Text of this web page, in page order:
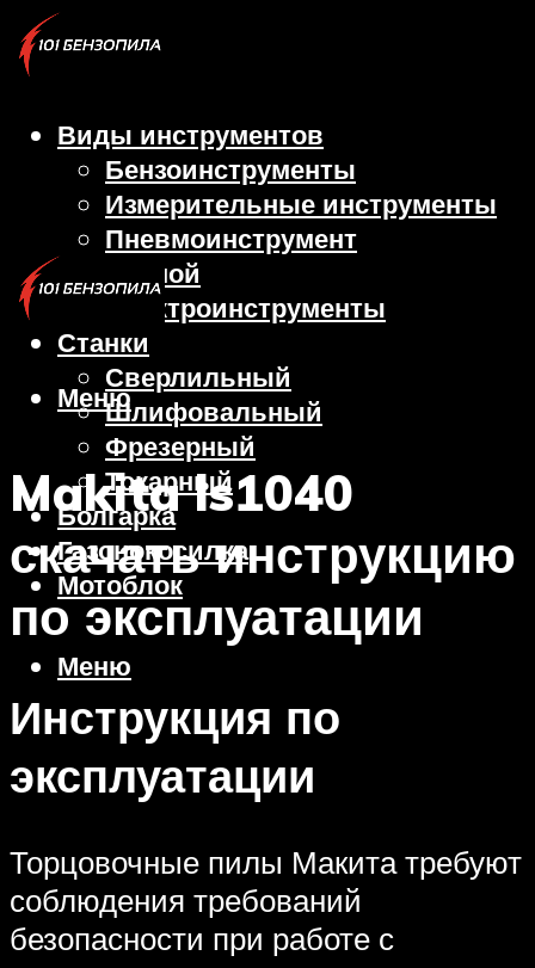
Виды инструментов
Бензоинструменты
Измерительные инструменты
Пневмоинструмент
Ручной
Электроинструменты
Станки
Сверлильный
Шлифовальный
Фрезерный
Токарный
Болгарка
Газонокосилка
Мотоблок
Меню
Меню
Makita ls1040
скачать инструкцию
по эксплуатации
Инструкция по
эксплуатации
Торцовочные пилы Макита требуют
соблюдения требований
безопасности при работе с